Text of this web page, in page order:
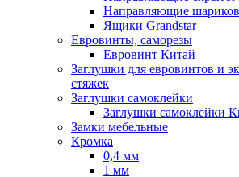
Направляющие
Ящики Grandstar
Евровинты, саморезы
Евровинт Китай
Заглушки для евровинтов и
стяжек
Заглушки самоклейки
Заглушки самоклейки
Замки мебельные
Кромка
0,4 мм
1 мм